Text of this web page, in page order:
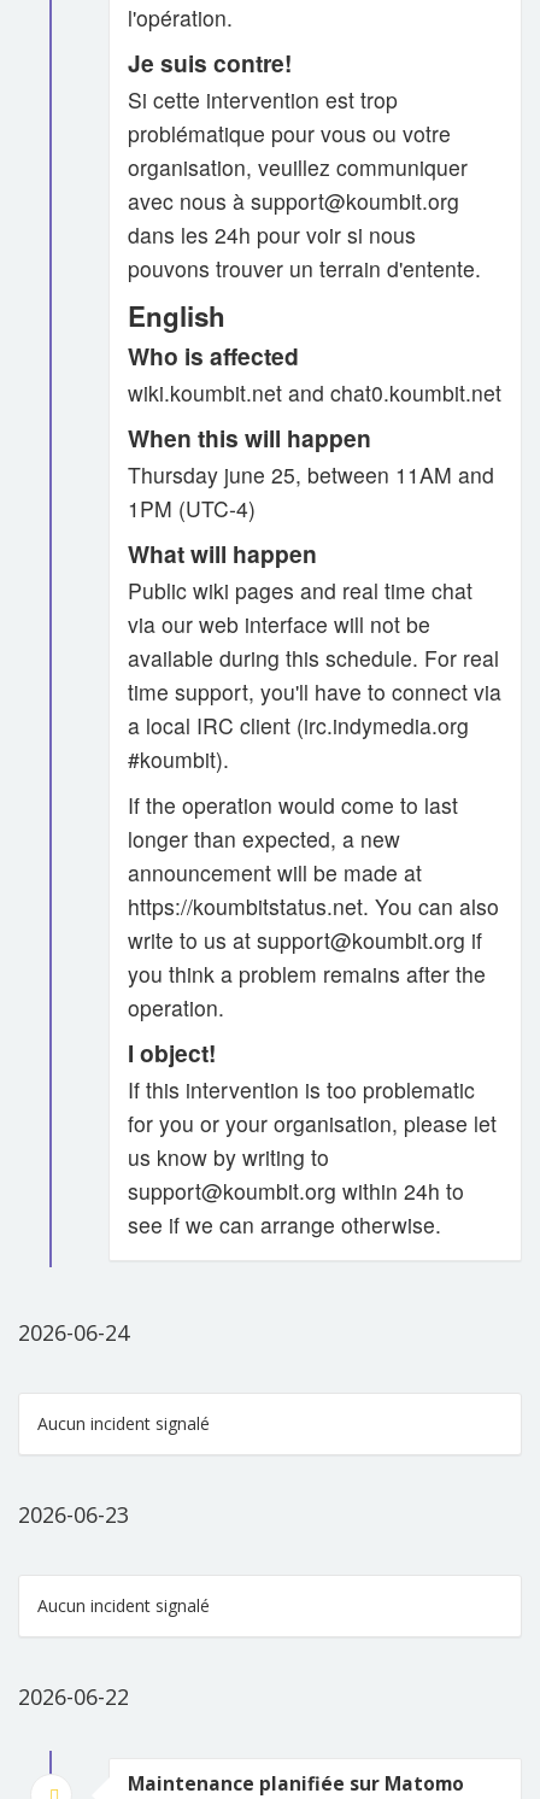
l'opération.
Je suis contre!
Si cette intervention est trop
problématique pour vous ou votre
organisation, veuillez communiquer
avec nous à support@koumbit.org
dans les 24h pour voir si nous
pouvons trouver un terrain d'entente.
English
Who is affected
wiki.koumbit.net and chat0.koumbit.net
When this will happen
Thursday june 25, between 11AM and
1PM (UTC‑4)
What will happen
Public wiki pages and real time chat
via our web interface will not be
available during this schedule. For real
time support, you'll have to connect via
a local IRC client (irc.indymedia.org
#koumbit).
If the operation would come to last
longer than expected, a new
announcement will be made at
https://koumbitstatus.net. You can also
write to us at support@koumbit.org if
you think a problem remains after the
operation.
I object!
If this intervention is too problematic
for you or your organisation, please let
us know by writing to
support@koumbit.org within 24h to
see if we can arrange otherwise.
2026-06-24
Aucun incident signalé
2026-06-23
Aucun incident signalé
2026-06-22
Maintenance planifiée sur Matomo